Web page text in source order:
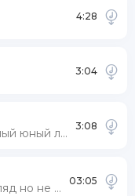
4:28
3:04
Эй скуф где твой светлый юный лик
3:08
Во сне ловлю твой взгляд но не заметишь ты
03:05